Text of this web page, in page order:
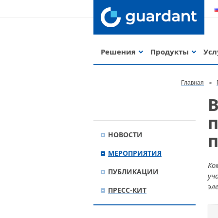
Решения Продукты
Главная
НОВОСТИ
МЕРОПРИЯТИЯ
ПУБЛИКАЦИИ
ПРЕСС-КИТ